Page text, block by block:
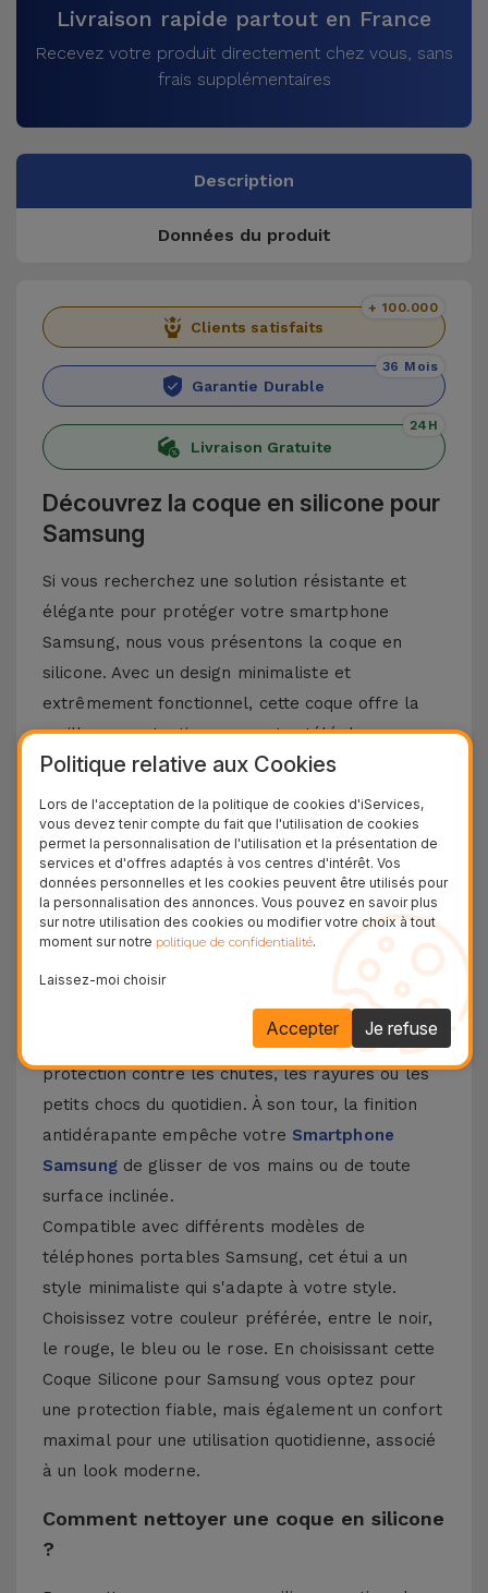
Livraison rapide partout en France
Recevez votre produit directement chez vous, sans
frais supplémentaires
Description
Données du produit
Clients satisfaits
+ 100.000
Garantie Durable
36 Mois
Livraison Gratuite
24H
Découvrez la coque en silicone pour
Samsung
Si vous recherchez une solution résistante et
élégante pour protéger votre smartphone
Samsung, nous vous présentons la coque en
silicone. Avec un design minimaliste et
extrêmement fonctionnel, cette coque offre la
meilleure protection pour votre téléphone
portable, combinée à un toucher doux sans
négliger le design et les fonctionnalités
emblématiques de votre téléphone portable
Samsung.
Découvrez les avantages d'une coque en
silicone Samsung
La coque en silicone pour Samsung se distingue
par sa légèreté et sa flexibilité. Fabriqué à partir
de matériaux de haute qualité, vous aurez une
protection contre les chutes, les rayures ou les
petits chocs du quotidien. À son tour, la finition
antidérapante empêche votre Smartphone
Samsungde glisser de vos mains ou de toute
surface inclinée.
Compatible avec différents modèles de
téléphones portables Samsung, cet étui a un
style minimaliste qui s'adapte à votre style.
Choisissez votre couleur préférée, entre le noir,
le rouge, le bleu ou le rose. En choisissant cette
Coque Silicone pour Samsung vous optez pour
une protection fiable, mais également un confort
maximal pour une utilisation quotidienne, associé
à un look moderne.
Comment nettoyer une coque en silicone
?
Politique relative aux Cookies
Lors de l'acceptation de la politique de cookies d'iServices,
vous devez tenir compte du fait que l'utilisation de cookies
permet la personnalisation de l'utilisation et la présentation de
services et d'offres adaptés à vos centres d'intérêt. Vos
données personnelles et les cookies peuvent être utilisés pour
la personnalisation des annonces. Vous pouvez en savoir plus
sur notre utilisation des cookies ou modifier votre choix à tout
moment sur notre politique de confidentialité.
Laissez-moi choisir
Je refuse
Accepter